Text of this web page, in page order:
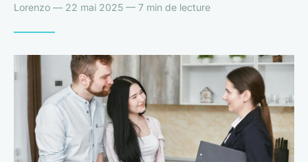
Lorenzo — 22 mai 2025 — 7 min de lecture